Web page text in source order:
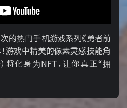
的热门手机游戏系列《勇者前
游戏中精美的像素灵感技能角
将化身为NFT，让你真正“拥